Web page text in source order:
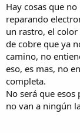
Hay cosas que
reparando
un rastro, el
de cobre que ya
camino, no
eso, es mas, no
completa.
No será que
no van a ningún